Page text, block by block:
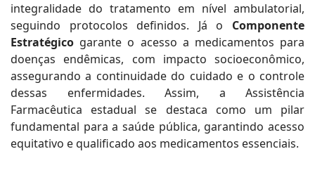
integralidade do tratamento em nível ambulatorial,
seguindo protocolos definidos. Já o Componente
Estratégico garante o acesso a medicamentos para
doenças endêmicas, com impacto socioeconômico,
assegurando a continuidade do cuidado e o controle
dessas enfermidades. Assim, a Assistência
Farmacêutica estadual se destaca como um pilar
fundamental para a saúde pública, garantindo acesso
equitativo e qualificado aos medicamentos essenciais.